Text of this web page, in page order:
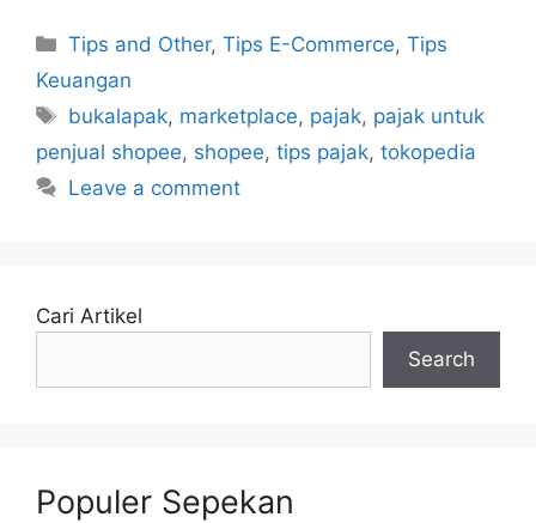
Categories
Tips and Other,Tips E-Commerce,Tips
Keuangan
Tags
bukalapak, marketplace, pajak, pajak untuk
penjual shopee, shopee, tips pajak, tokopedia
Leave a comment
Cari Artikel
Search
Populer Sepekan